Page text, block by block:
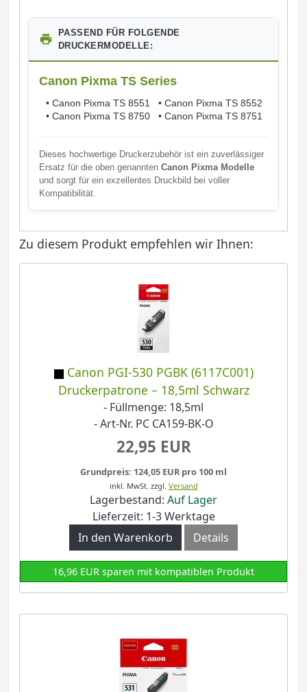
PASSEND FÜR FOLGENDE
DRUCKERMODELLE:
Canon Pixma TS Series
• Canon Pixma TS 8551 • Canon Pixma TS 8552
• Canon Pixma TS 8750 • Canon Pixma TS 8751
Dieses hochwertige Druckerzubehör ist ein zuverlässiger
Ersatz für die oben genannten Canon Pixma Modelle
und sorgt für ein exzellentes Druckbild bei voller
Kompatibilität.
Zu diesem Produkt empfehlen wir Ihnen:
Canon PGI-530 PGBK (6117C001)
Druckerpatrone – 18,5ml Schwarz
- Füllmenge: 18,5ml
- Art-Nr. PC CA159-BK-O
22,95 EUR
Grundpreis: 124,05 EUR pro 100 ml
inkl. MwSt. zzgl. Versand
Lagerbestand: Auf Lager
Lieferzeit: 1-3 Werktage
In den Warenkorb
Details
16,96 EUR sparen mit kompatiblen Produkt